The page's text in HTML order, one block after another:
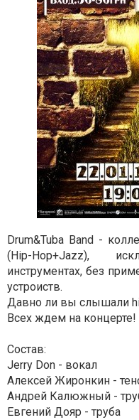
Drum&Tuba Band -
(Hip-Hop+Jazz),
инструментах, без
устроиств.
Давно ли вы слышали
Всех ждем на концерте!
Состав:
Jerry Don - вокал
Алексей Жиронкин -
Андрей Калюжный -
Евгений Дояр - труба